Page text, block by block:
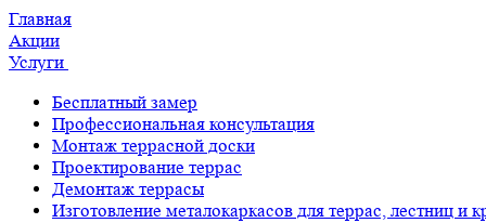
Главная
Акции
Услуги
Бесплатный замер
Профессиональная консультация
Монтаж террасной доски
Проектирование террас
Демонтаж террасы
Изготовление металокаркасов для террас, лестниц и